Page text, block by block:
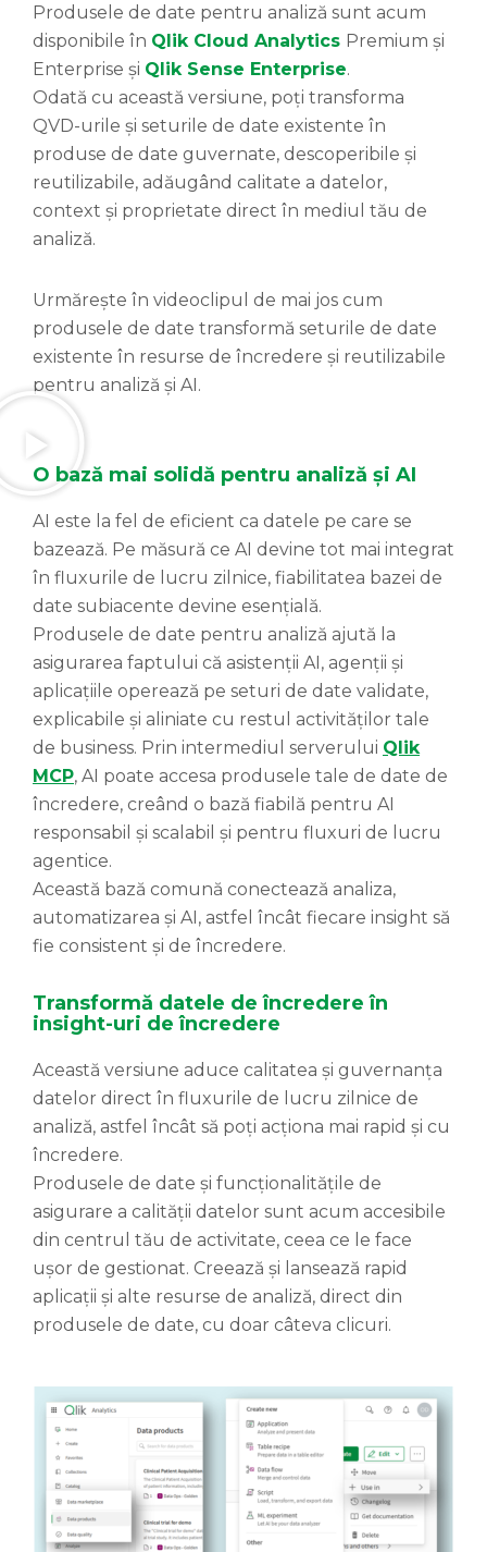
Produsele de date pentru analiză sunt acum
disponibile în Qlik Cloud Analytics Premium și
Enterprise și Qlik Sense Enterprise.
Odată cu această versiune, poți transforma
QVD-urile și seturile de date existente în
produse de date guvernate, descoperibile și
reutilizabile, adăugând calitate a datelor,
context și proprietate direct în mediul tău de
analiză.
Urmărește în videoclipul de mai jos cum
produsele de date transformă seturile de date
existente în resurse de încredere și reutilizabile
pentru analiză și AI.
O bază mai solidă pentru analiză și AI
AI este la fel de eficient ca datele pe care se
bazează. Pe măsură ce AI devine tot mai integrat
în fluxurile de lucru zilnice, fiabilitatea bazei de
date subiacente devine esențială.
Produsele de date pentru analiză ajută la
asigurarea faptului că asistenții AI, agenții și
aplicațiile operează pe seturi de date validate,
explicabile și aliniate cu restul activităților tale
de business. Prin intermediul serverului Qlik
MCP, AI poate accesa produsele tale de date de
încredere, creând o bază fiabilă pentru AI
responsabil și scalabil și pentru fluxuri de lucru
agentice.
Această bază comună conectează analiza,
automatizarea și AI, astfel încât fiecare insight să
fie consistent și de încredere.
Transformă datele de încredere în
insight-uri de încredere
Această versiune aduce calitatea și guvernanța
datelor direct în fluxurile de lucru zilnice de
analiză, astfel încât să poți acționa mai rapid și cu
încredere.
Produsele de date și funcționalitățile de
asigurare a calității datelor sunt acum accesibile
din centrul tău de activitate, ceea ce le face
ușor de gestionat. Creează și lansează rapid
aplicații și alte resurse de analiză, direct din
produsele de date, cu doar câteva clicuri.